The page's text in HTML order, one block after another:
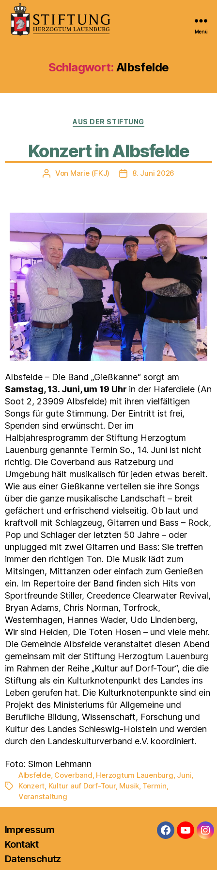
Herzogtum
Menü
Schlagwort: Albsfelde
Kategorien
AUS DER STIFTUNG
Konzert in Albsfelde
Beitragsautor
Von Marie (FKJ) Veröffentlichungsdatum
8. Juni 2026
Albsfelde – Die Band „Gießkanne“ sorgt am
Samstag, 13. Juni, um 19 Uhr in der Haferdiele (An
Soot 2, 23909 Albsfelde) mit ihren vielfältigen
Songs für gute Stimmung. Der Eintritt ist frei,
Spenden sind erwünscht. Der im
Halbjahresprogramm der Stiftung Herzogtum
Lauenburg genannte Termin So., 14. Juni ist nicht
richtig. Die Coverband aus Ratzeburg und
Umgebung hält musikalisch für jeden etwas bereit.
Wie aus einer Gießkanne verteilen sie ihre Songs
über die ganze musikalische Landschaft – breit
gefächert und erfrischend vielseitig. Ob laut und
kraftvoll mit Schlagzeug, Gitarren und Bass – Rock,
Pop und Schlager der letzten 50 Jahre – oder
unplugged mit zwei Gitarren und Bass: Sie treffen
immer den richtigen Ton. Die Musik lädt zum
Mitsingen, Mittanzen oder einfach zum Genießen
ein. Im Repertoire der Band finden sich Hits von
Sportfreunde Stiller, Creedence Clearwater Revival,
Bryan Adams, Chris Norman, Torfrock,
Westernhagen, Hannes Wader, Udo Lindenberg,
Wir sind Helden, Die Toten Hosen – und viele mehr.
Die Gemeinde Albsfelde veranstaltet diesen Abend
gemeinsam mit der Stiftung Herzogtum Lauenburg
im Rahmen der Reihe „Kultur auf Dorf-Tour“, die die
Stiftung als ein Kulturknotenpunkt des Landes ins
Leben gerufen hat. Die Kulturknotenpunkte sind ein
Projekt des Ministeriums für Allgemeine und
Berufliche Bildung, Wissenschaft, Forschung und
Kultur des Landes Schleswig-Holstein und werden
durch den Landeskulturverband e.V. koordiniert.
Foto: Simon Lehmann
Schlagwörter
Albsfelde, Coverband, Herzogtum Lauenburg, Juni,
Konzert, Kultur auf Dorf-Tour, Musik, Termin,
Veranstaltung
Impressum
Kontakt
Datenschutz
Facebook